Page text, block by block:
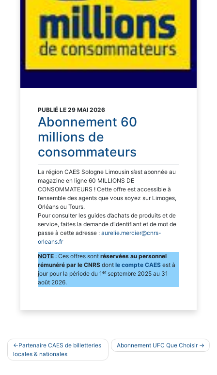
PUBLIÉ LE 29 MAI 2026
Abonnement 60
millions de
consommateurs
La région CAES Sologne Limousin s’est abonnée au
magazine en ligne 60 MILLIONS DE
CONSOMMATEURS ! Cette offre est accessible à
l’ensemble des agents que vous soyez sur Limoges,
Orléans ou Tours.
Pour consulter les guides d’achats de produits et de
service, faites la demande d’identifiant et de mot de
passe à cette adresse : aurelie.mercier@cnrs-
orleans.fr
NOTE : Ces offres sont réservées au personnel
rémunéré par le CNRS dont le compte CAES est à
jour pour la période du 1er septembre 2025 au 31
août 2026.
Navigation
de
Partenaire CAES de billetteries
locales & nationales
Abonnement UFC Que Choisir